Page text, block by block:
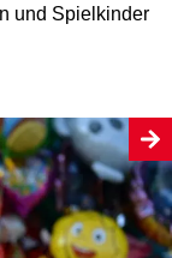
und Spielkinder